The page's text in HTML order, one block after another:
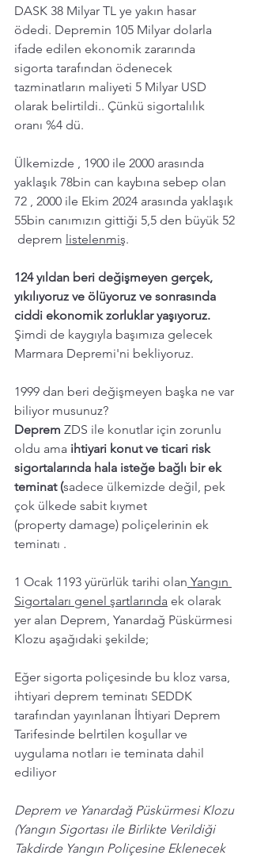
DASK 38 Milyar TL ye yakın hasar
ödedi. Depremin 105 Milyar dolarla
ifade edilen ekonomik zararında
sigorta tarafından ödenecek
tazminatların maliyeti 5 Milyar USD
olarak belirtildi.. Çünkü sigortalılık
oranı %4 dü.
Ülkemizde , 1900 ile 2000 arasında
yaklaşık 78bin can kaybına sebep olan
72 , 2000 ile Ekim 2024 arasında yaklaşık
55bin canımızın gittiği 5,5 den büyük 52
deprem listelenmiş.
124 yıldan beri değişmeyen gerçek,
yıkılıyoruz ve ölüyoruz ve sonrasında
ciddi ekonomik zorluklar yaşıyoruz.
Şimdi de kaygıyla başımıza gelecek
Marmara Depremi'ni bekliyoruz.
1999 dan beri değişmeyen başka ne var
biliyor musunuz?
Deprem ZDS ile konutlar için zorunlu
oldu ama ihtiyari konut ve ticari risk
sigortalarında hala isteğe bağlı bir ek
teminat (sadece ülkemizde değil, pek
çok ülkede sabit kıymet
(property damage) poliçelerinin ek
teminatı .
1 Ocak 1193 yürürlük tarihi olan Yangın
Sigortaları genel şartlarında ek olarak
yer alan Deprem, Yanardağ Püskürmesi
Klozu aşağıdaki şekilde;
Eğer sigorta poliçesinde bu kloz varsa,
ihtiyari deprem teminatı SEDDK
tarafından yayınlanan İhtiyari Deprem
Tarifesinde belrtilen koşullar ve
uygulama notları ie teminata dahil
ediliyor
Deprem ve Yanardağ Püskürmesi Klozu
(Yangın Sigortası ile Birlikte Verildiği
Takdirde Yangın Poliçesine Eklenecek